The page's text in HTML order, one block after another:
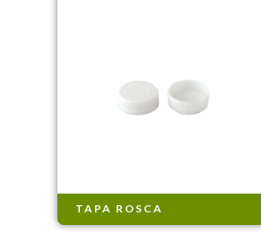
TAPA ROSCA